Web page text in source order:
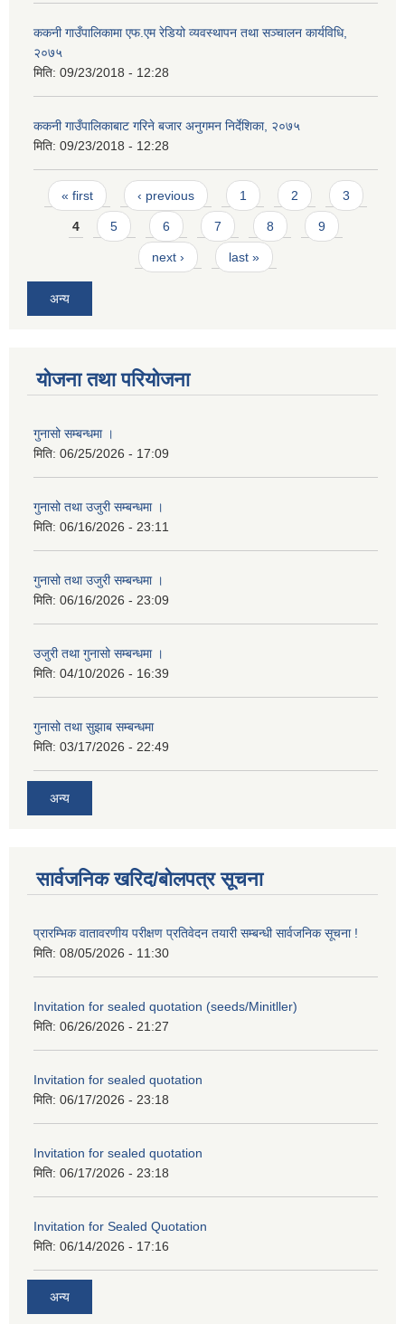
ककनी गाउँपालिकामा एफ.एम रेडियो व्यवस्थापन तथा सञ्चालन कार्यविधि,
२०७५
मिति: 09/23/2018 - 12:28
ककनी गाउँपालिकाबाट गरिने बजार अनुगमन निर्देशिका, २०७५
मिति: 09/23/2018 - 12:28
Pages
« first ‹ previous 1 2 3
4 5 6 7 8 9
next › last »
अन्य
योजना तथा परियोजना
गुनासो सम्बन्धमा ।
मिति: 06/25/2026 - 17:09
गुनासो तथा उजुरी सम्बन्धमा ।
मिति: 06/16/2026 - 23:11
गुनासो तथा उजुरी सम्बन्धमा ।
मिति: 06/16/2026 - 23:09
उजुरी तथा गुनासो सम्बन्धमा ।
मिति: 04/10/2026 - 16:39
गुनासो तथा सुझाब सम्बन्धमा
मिति: 03/17/2026 - 22:49
अन्य
सार्वजनिक खरिद/बोलपत्र सूचना
प्रारम्भिक वातावरणीय परीक्षण प्रतिवेदन तयारी सम्बन्धी सार्वजनिक सूचना !
मिति: 08/05/2026 - 11:30
Invitation for sealed quotation (seeds/Minitller)
मिति: 06/26/2026 - 21:27
Invitation for sealed quotation
मिति: 06/17/2026 - 23:18
Invitation for sealed quotation
मिति: 06/17/2026 - 23:18
Invitation for Sealed Quotation
मिति: 06/14/2026 - 17:16
अन्य